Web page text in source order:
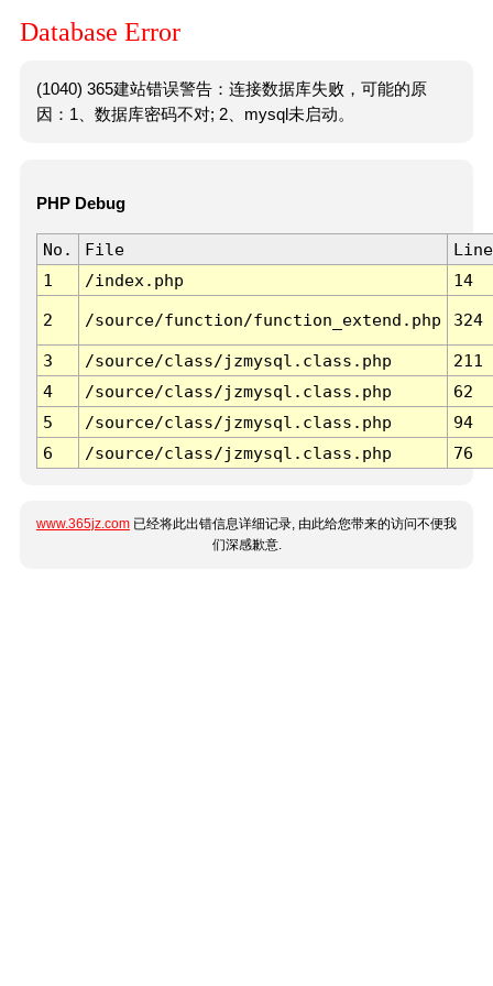
Database Error
(1040) 365建站错误警告：连接数据库失败，可能的原
因：1、数据库密码不对; 2、mysql未启动。
PHP Debug
No. File
Line
1
/index.php 14
2 /source/function/function_extend.php 324
3 /source/class/jzmysql.class.php
211
4
/source/class/jzmysql.class.php
62
5
/source/class/jzmysql.class.php
94
6
/source/class/jzmysql.class.php 76
www.365jz.com 已经将此出错信息详细记录, 由此给您带来的访问不便我
们深感歉意.